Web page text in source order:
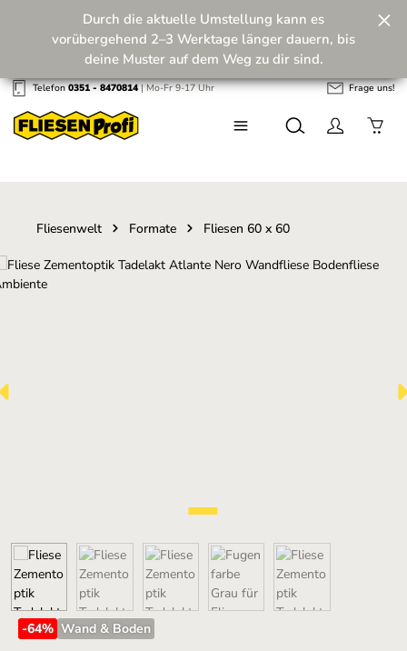
Zum Hauptinhalt springen
Zukunft! 💪
Durch die aktuelle Umstellung kann es
vorübergehend 2–3 Werktage länger dauern, bis
deine Muster auf dem Weg zu dir sind.
Telefon0351 - 8470814| Mo-Fr 9-17 Uhr Frage uns!
Fliesenwelt Formate Fliesen 60 x 60
Bildergalerie überspringen
-64% Wand & Boden